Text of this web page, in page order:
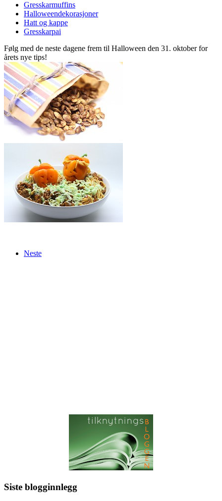
Gresskarmuffins
Halloweendekorasjoner
Hatt og kappe
Gresskarpai
Følg med de neste dagene frem til Halloween den 31. oktober for
årets nye tips!
Neste
Siste blogginnlegg